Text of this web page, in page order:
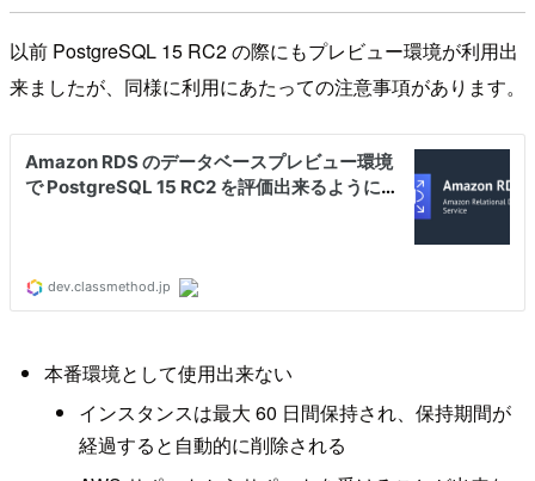
以前 PostgreSQL 15 RC2 の際にもプレビュー環境が利用出
来ましたが、同様に利用にあたっての注意事項があります。
本番環境として使用出来ない
インスタンスは最大 60 日間保持され、保持期間が
経過すると自動的に削除される